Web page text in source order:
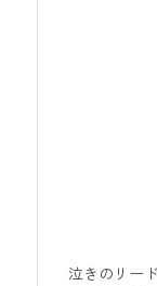
泣きのリー